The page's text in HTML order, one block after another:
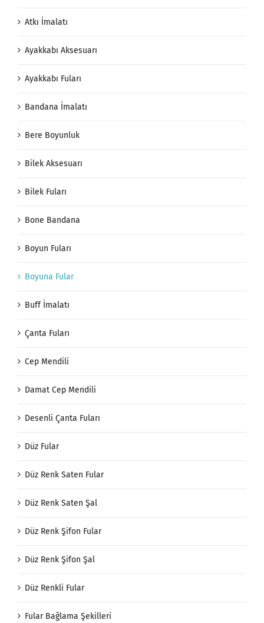
Atkı İmalatı
Ayakkabı Aksesuarı
Ayakkabı Fuları
Bandana İmalatı
Bere Boyunluk
Bilek Aksesuarı
Bilek Fuları
Bone Bandana
Boyun Fuları
Boyuna Fular
Buff İmalatı
Çanta Fuları
Cep Mendili
Damat Cep Mendili
Desenli Çanta Fuları
Düz Fular
Düz Renk Saten Fular
Düz Renk Saten Şal
Düz Renk Şifon Fular
Düz Renk Şifon Şal
Düz Renkli Fular
Fular Bağlama Şekilleri